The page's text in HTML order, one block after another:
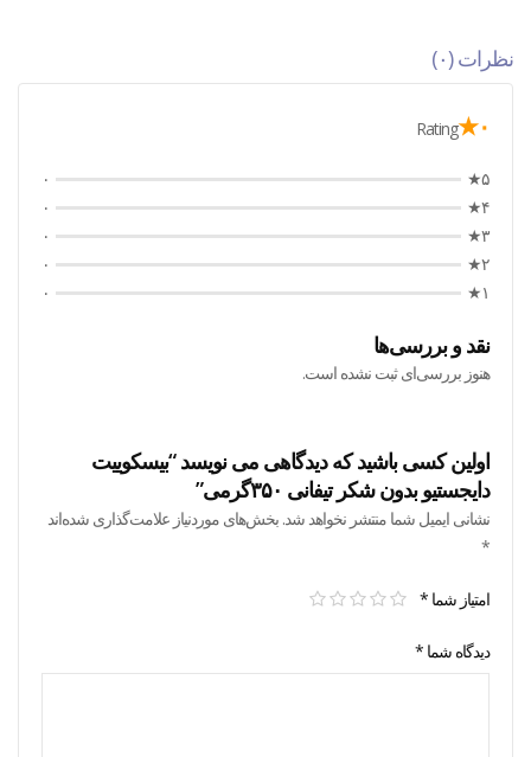
نظرات (۰)
۰★ Rating
۵★
۰
۴★
۰
۳★
۰
۲★
۰
۱★
۰
نقد و بررسی‌ها
هنوز بررسی‌ای ثبت نشده است.
اولین کسی باشید که دیدگاهی می نویسد “بیسکوییت
دایجستیو بدون شکر تیفانی ۳۵۰گرمی”
نشانی ایمیل شما منتشر نخواهد شد. بخش‌های موردنیاز علامت‌گذاری شده‌اند
*
امتیاز شما *
دیدگاه شما *